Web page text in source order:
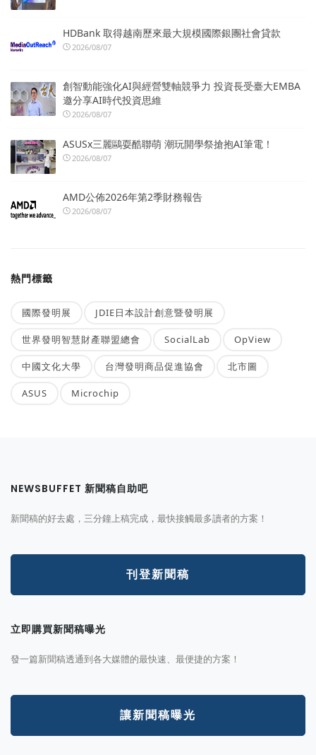
HDBank 取得越南歷來最大規模國際銀團社會貸款
2026/08/07
創智動能強化AI與經營雙軸競爭力 投資長受臺大EMBA
邀分享AI時代投資思維
2026/08/07
ASUSx三麗鷗耍酷聯萌 潮玩開學祭搶抱AI筆電！
2026/08/07
AMD公佈2026年第2季財務報告
2026/08/07
熱門標籤
國際發明展 JDIE日本設計創意暨發明展
世界發明智慧財產聯盟總會 SocialLab OpView
中國文化大學 台灣發明商品促進協會 北市圖
ASUS Microchip
NEWSBUFFET 新聞稿自助吧
新聞稿的好去處，三分鐘上稿完成，最快接觸最多讀者的方案！
刊登新聞稿
立即購買新聞稿曝光
發一篇新聞稿透通到各大媒體的最快速、最便捷的方案！
讓新聞稿曝光